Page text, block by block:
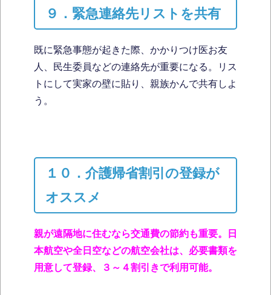
９．緊急連絡先リストを共有
既に緊急事態が起きた際、かかりつけ医お友
人、民生委員などの連絡先が重要になる。リス
トにして実家の壁に貼り、親族かんで共有しよ
う。
１０．介護帰省割引の登録が
オススメ
親が遠隔地に住むなら交通費の節約も重要。日
本航空や全日空などの航空会社は、必要書類を
用意して登録、３～４割引きで利用可能。